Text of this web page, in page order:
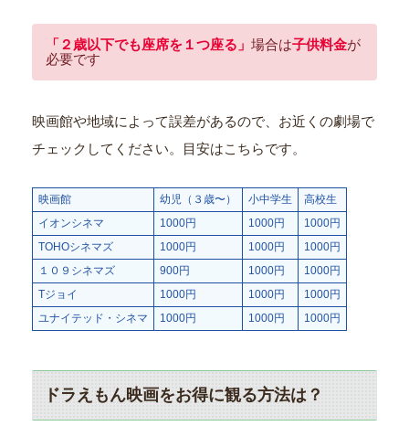
「２歳以下でも座席を１つ座る」 場合は子供料金が
必要です
映画館や地域によって誤差があるので、お近くの劇場で
チェックしてください。目安はこちらです。
映画館 幼児（３歳〜） 小中学生
高校生
イオンシネマ
1000円 1000円
1000円
TOHOシネマズ
1000円 1000円
1000円
１０９シネマズ
900円 1000円
1000円
Tジョイ
1000円 1000円
1000円
ユナイテッド・シネマ
1000円 1000円 1000円
ドラえもん映画をお得に観る方法は？